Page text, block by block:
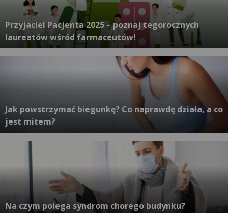
Przyjaciel Pacjenta 2025 – poznaj tegorocznych
laureatów wśród farmaceutów!
Jak powstrzymać biegunkę? Co naprawdę działa, a co
jest mitem?
Na czym polega syndrom chorego budynku?